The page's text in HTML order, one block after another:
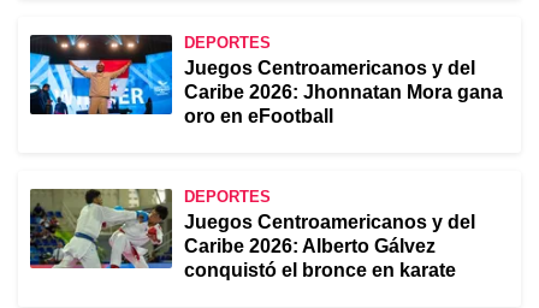
DEPORTES
Juegos Centroamericanos y del
Caribe 2026: Jhonnatan Mora gana
oro en eFootball
DEPORTES
Juegos Centroamericanos y del
Caribe 2026: Alberto Gálvez
conquistó el bronce en karate